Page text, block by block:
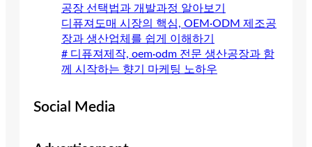
공장 선택법과 개발과정 알아보기
디퓨져도매 시장의 핵심, OEM·ODM 제조공
장과 생산업체를 쉽게 이해하기
# 디퓨져제작, oem·odm 전문 생산공장과 함
께 시작하는 향기 마케팅 노하우
Social Media